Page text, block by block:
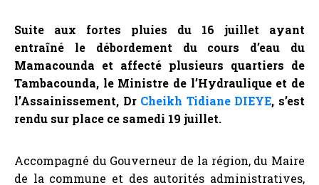
Suite aux fortes pluies du 16 juillet ayant
entraîné le débordement du cours d’eau du
Mamacounda et affecté plusieurs quartiers de
Tambacounda, le Ministre de l’Hydraulique et de
l’Assainissement, Dr Cheikh Tidiane DIEYE , s’est
rendu sur place ce samedi 19 juillet.
Accompagné du Gouverneur de la région, du Maire
de la commune et des autorités administratives,